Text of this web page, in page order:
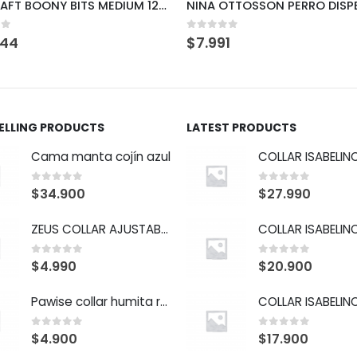
NINA OTTOSSON PERRO DISPENSADOR SMALL NIVEL 1
5
Pawise vinyl animal (3)
0 out of 5
$3.780
PRODUCTS
Cama manta cojín azul
0 out of 5
$34.900
ZEUS COLLAR AJUSTABLE "M" CORAL
0 out of 5
$4.990
Pawise collar humita rojo
0 out of 5
$4.900
LATEST PRODUCTS
0 out of 5
$27.990
0 out of 5
$20.900
0out of 5
$17.900